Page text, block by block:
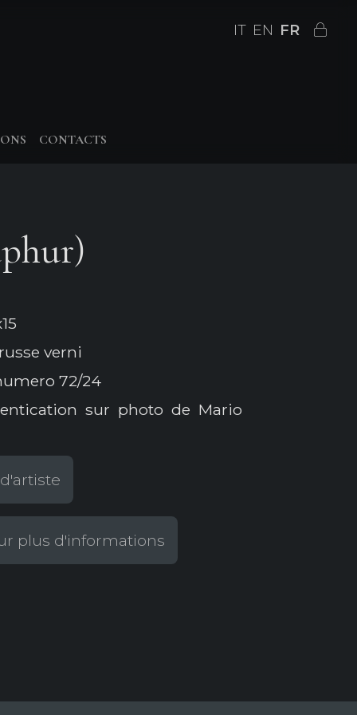
IT EN FR
CONTACTS
verni
72/24
sur photo de Mario
plus d'informations